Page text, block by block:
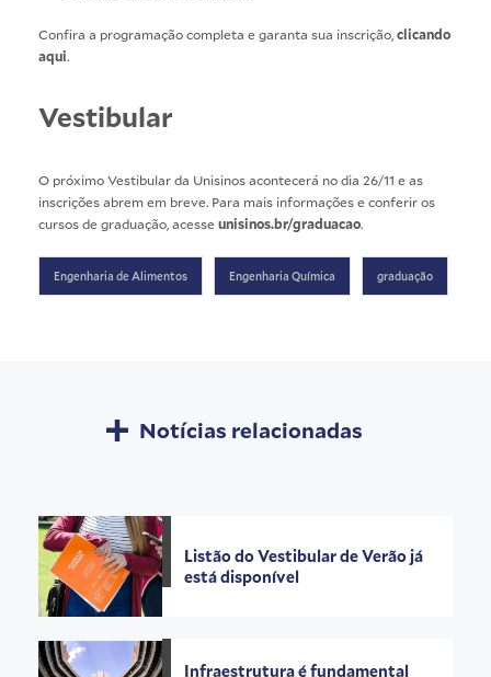
Confira a programação completa e garanta sua inscrição, clicando
aqui.
Vestibular
O próximo Vestibular da Unisinos acontecerá no dia 26/11 e as
inscrições abrem em breve. Para mais informações e conferir os
cursos de graduação, acesse unisinos.br/graduacao.
Engenharia de Alimentos Engenharia Química graduação
Notícias relacionadas
Listão do Vestibular de Verão já
está disponível
Infraestrutura é fundamental